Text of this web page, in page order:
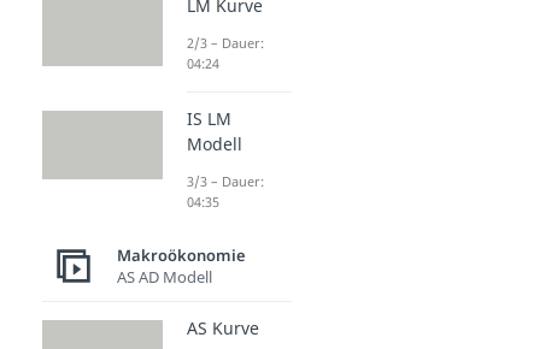
LM Kurve
2/3 – Dauer:
04:24
IS LM
Modell
3/3 – Dauer:
04:35
Makroökonomie
AS AD Modell
AS Kurve